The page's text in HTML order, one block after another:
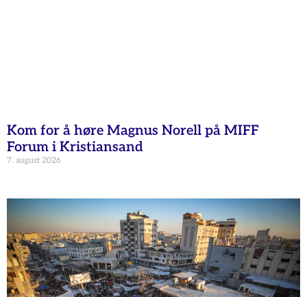
Kom for å høre Magnus Norell på MIFF
Forum i Kristiansand
7. august 2026